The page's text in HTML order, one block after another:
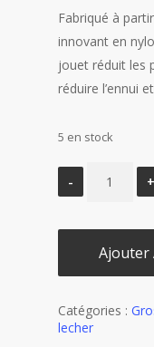
Fabriqué à
innovant en
jouet réduit les
réduire l’ennui
5 en stock
Ajouter
Catégories :
lecher